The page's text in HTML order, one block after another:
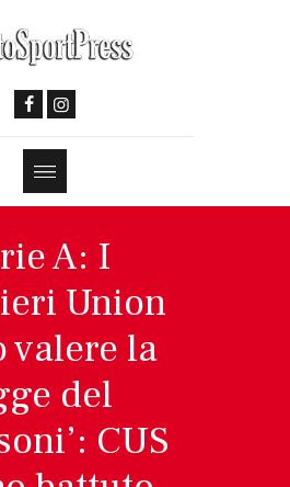
A: I
Union
valere la
del
CUS